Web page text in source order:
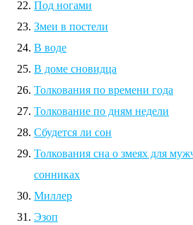
Под ногами
Змеи в постели
В воде
В доме сновидца
Толкования по времени года
Толкование по дням недели
Сбудется ли сон
Толкования сна о змеях для
сонниках
Миллер
Эзоп